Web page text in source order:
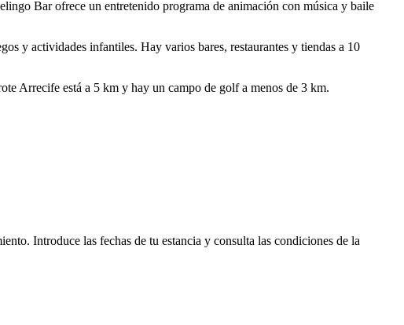
Bar ofrece un entretenido programa de animación con música y baile
y actividades infantiles. Hay varios bares, restaurantes y tiendas a 10
Arrecife está a 5 km y hay un campo de golf a menos de 3 km.
Introduce las fechas de tu estancia y consulta las condiciones de la